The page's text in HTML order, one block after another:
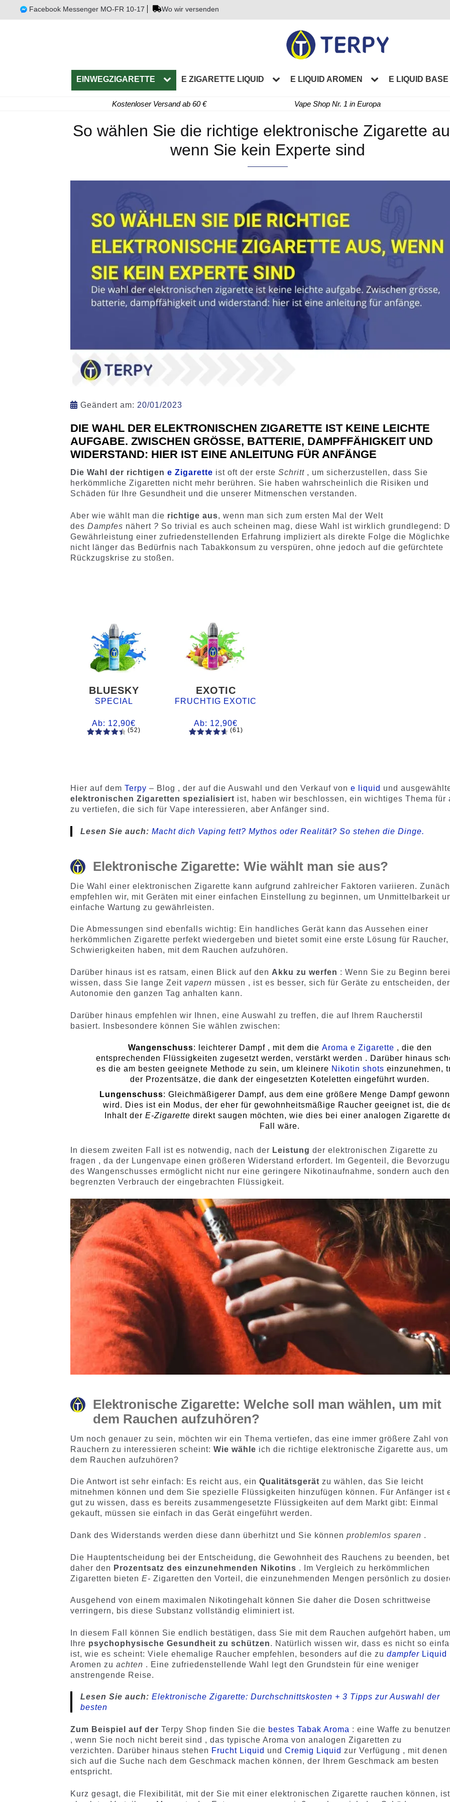
Facebook Messenger MO-FR 10-17 Wo wir versenden
EINWEGZIGARETTE E ZIGARETTE LIQUID E LIQUID AROMEN E LIQUID BASE
Kostenloser Versand ab 60 € Vape Shop Nr. 1 in Europa
So wählen Sie die richtige elektronische Zigarette
wenn Sie kein Experte sind
Geändert am: 20/01/2023
DIE WAHL DER ELEKTRONISCHEN ZIGARETTE IST KEINE LEICHTE
AUFGABE. ZWISCHEN GRÖSSE, BATTERIE, DAMPFFÄHIGKEIT UND
WIDERSTAND: HIER IST EINE ANLEITUNG FÜR ANFÄNGE
Die Wahl der richtigene Zigarette ist oft der ersteSchritt , um sicherzustellen, dass Sie
herkömmliche Zigaretten nicht mehr berühren. Sie haben wahrscheinlich die Risiken und
Schäden für Ihre Gesundheit und die unserer Mitmenschen verstanden.
Aber wie wählt man die richtige aus, wenn man sich zum ersten Mal der Welt
desDampfes nähert ? So trivial es auch scheinen mag, diese Wahl ist wirklich grundlegend:
Gewährleistung einer zufriedenstellenden Erfahrung impliziert als direkte Folge die
nicht länger das Bedürfnis nach Tabakkonsum zu verspüren, ohne jedoch auf die gefürchtete
Rückzugskrise zu stoßen.
BLUESKY
SPECIAL
Ab: 12,90€
d auf
Kundenb
ewertung
(52)
EXOTIC
FRUCHTIG EXOTIC
Ab: 12,90€
auf
Kundenb
ewertung
(61)
Hier auf demTerpy – Blog , der auf die Auswahl und den Verkauf vone liquid und
elektronischen Zigaretten spezialisiert ist, haben wir beschlossen, ein wichtiges Thema für
zu vertiefen, die sich für Vape interessieren, aber Anfänger sind.
Lesen Sie auch: Macht dich Vaping fett? Mythos oder Realität? So stehen die Dinge.
Elektronische Zigarette: Wie wählt man sie aus?
Die Wahl einer elektronischen Zigarette kann aufgrund zahlreicher Faktoren variieren.
empfehlen wir, mit Geräten mit einer einfachen Einstellung zu beginnen, um Unmittelbarkeit
einfache Wartung zu gewährleisten.
Die Abmessungen sind ebenfalls wichtig: Ein handliches Gerät kann das Aussehen einer
herkömmlichen Zigarette perfekt wiedergeben und bietet somit eine erste Lösung für
Schwierigkeiten haben, mit dem Rauchen aufzuhören.
Darüber hinaus ist es ratsam, einen Blick auf den Akku zu werfen : Wenn Sie zu Beginn
wissen, dass Sie lange Zeit vapern müssen , ist es besser, sich für Geräte zu entscheiden,
Autonomie den ganzen Tag anhalten kann.
Darüber hinaus empfehlen wir Ihnen, eine Auswahl zu treffen, die auf Ihrem Raucherstil
basiert. Insbesondere können Sie wählen zwischen:
Wangenschuss: leichterer Dampf , mit dem die Aroma e Zigarette , die den
entsprechenden Flüssigkeiten zugesetzt werden, verstärkt werden . Darüber hinaus
es die am besten geeignete Methode zu sein, um kleinere Nikotin shots einzunehmen,
der Prozentsätze, die dank der eingesetzten Koteletten eingeführt wurden.
Lungenschuss: Gleichmäßigerer Dampf, aus dem eine größere Menge Dampf
wird. Dies ist ein Modus, der eher für gewohnheitsmäßige Raucher geeignet ist, die
Inhalt der E-Zigarette direkt saugen möchten, wie dies bei einer analogen Zigarette
Fall wäre.
In diesem zweiten Fall ist es notwendig, nach der Leistungder elektronischen Zigarette zu
fragen , da der Lungenvape einen größeren Widerstand erfordert. Im Gegenteil, die
des Wangenschusses ermöglicht nicht nur eine geringere Nikotinaufnahme, sondern auch den
begrenzten Verbrauch der eingebrachten Flüssigkeit.
Elektronische Zigarette: Welche soll man wählen, um mit
dem Rauchen aufzuhören?
Um noch genauer zu sein, möchten wir ein Thema vertiefen, das eine immer größere Zahl von
Rauchern zu interessieren scheint:Wie wähle ich die richtige elektronische Zigarette aus, um
dem Rauchen aufzuhören?
Die Antwort ist sehr einfach: Es reicht aus, einQualitätsgerät zu wählen, das Sie leicht
mitnehmen können und dem Sie spezielle Flüssigkeiten hinzufügen können. Für Anfänger ist
gut zu wissen, dass es bereits zusammengesetzte Flüssigkeiten auf dem Markt gibt: Einmal
gekauft, müssen sie einfach in das Gerät eingeführt werden.
Dank des Widerstands werden diese dann überhitzt und Sie könnenproblemlos sparen .
Die Hauptentscheidung bei der Entscheidung, die Gewohnheit des Rauchens zu beenden,
daher den Prozentsatz des einzunehmenden Nikotins . Im Vergleich zu herkömmlichen
Zigaretten bietenE- Zigaretten den Vorteil, die einzunehmenden Mengen persönlich zu
Ausgehend von einem maximalen Nikotingehalt können Sie daher die Dosen schrittweise
verringern, bis diese Substanz vollständig eliminiert ist.
In diesem Fall können Sie endlich bestätigen, dass Sie mit dem Rauchen aufgehört haben,
Ihre psychophysische Gesundheit zu schützen. Natürlich wissen wir, dass es nicht so
ist, wie es scheint: Viele ehemalige Raucher empfehlen, besonders auf die zudampfer Liquid
Aromen zuachten . Eine zufriedenstellende Wahl legt den Grundstein für eine weniger
anstrengende Reise.
Lesen Sie auch: Elektronische Zigarette: Durchschnittskosten + 3 Tipps zur Auswahl der
besten
Zum Beispiel auf der Terpy Shop finden Sie die bestes Tabak Aroma : eine Waffe zu
, wenn Sie noch nicht bereit sind , das typische Aroma von analogen Zigaretten zu
verzichten. Darüber hinaus stehen Frucht Liquid undCremig Liquid zur Verfügung , mit denen
sich auf die Suche nach dem Geschmack machen können, der Ihrem Geschmack am besten
entspricht.
Kurz gesagt, die Flexibilität, mit der Sie mit einer elektronischen Zigarette rauchen können,